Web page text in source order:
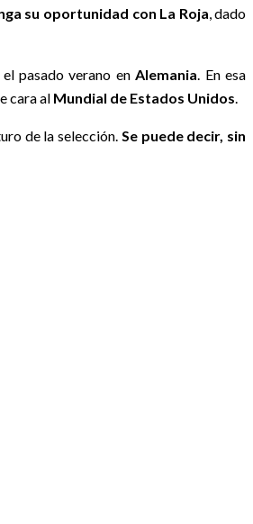
su oportunidad con La Roja, dado
el pasado verano enAlemania. En esa
cara al Mundial de Estados Unidos.
de la selección. Se puede decir, sin